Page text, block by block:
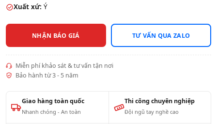
Xuất xứ: Ý
NHẬN BÁO GIÁ TƯ VẤN QUA ZALO
Miễn phí khảo sát & tư vấn tận nơi
Bảo hành từ 3 - 5 năm
Giao hàng toàn quốc
Nhanh chóng - An toàn
Thi công chuyên nghiệp
Đội ngũ tay nghề cao